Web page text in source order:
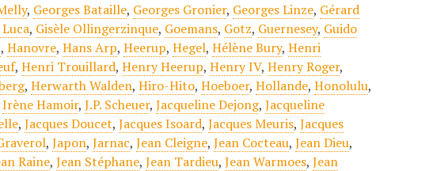
, Georges Bataille, Georges Gronier, Georges Linze, Gérard
, Gisèle Ollingerzinque, Goemans, Gotz, Guernesey, Guido
,Hanovre,Hans Arp,Heerup,Hegel,Hélène Bury,Henri
,Henri Trouillard,Henry Heerup,Henry IV,Henry Roger,
,Herwarth Walden,Hiro-Hito,Hoeboer,Hollande,Honolulu,
Irène Hamoir,J.P. Scheuer,Jacqueline Dejong,Jacqueline
,Jacques Doucet,Jacques Isoard,Jacques Meuris,Jacques
,Japon,Jarnac,Jean Cleigne,Jean Cocteau,Jean Dieu,
Raine,Jean Stéphane,Jean Tardieu,Jean Warmoes,Jean